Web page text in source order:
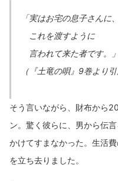
「実はお宅の息子さんに、
これを渡すように
言われて来た者です。」
（『土竜の唄』9巻より引
そう言いながら、財布から
ン。驚く彼らに、男から伝
かけてすまなかった。生活
を立ち去りました。